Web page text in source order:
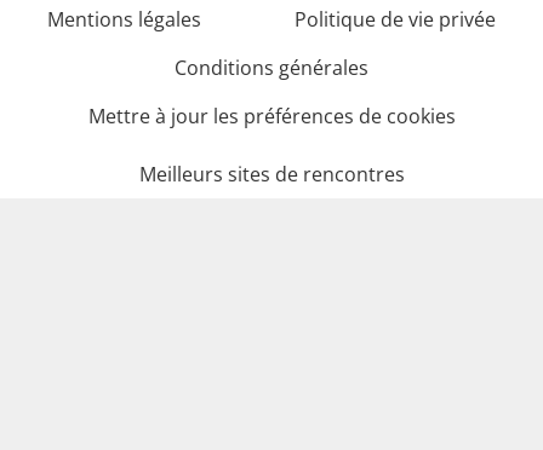
Mentions légales
Politique de vie privée
Conditions générales
Mettre à jour les préférences de cookies
Meilleurs sites de rencontres